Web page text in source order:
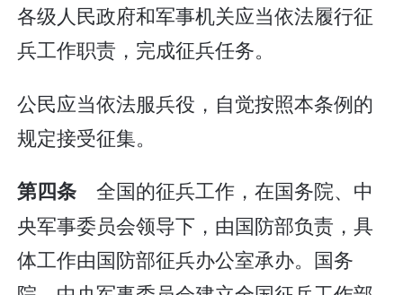
各级人民政府和军事机关应当依法履行征
兵工作职责，完成征兵任务。
公民应当依法服兵役，自觉按照本条例的
规定接受征集。
第四条 全国的征兵工作，在国务院、中
央军事委员会领导下，由国防部负责，具
体工作由国防部征兵办公室承办。国务